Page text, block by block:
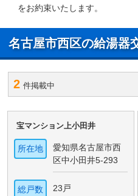
をお約束いたします。
名古屋市西区の給湯器
2 件掲載中
宝マンション上小田井
所在地
愛知県名古屋市西
区中小田井5-293
総戸数 23戸